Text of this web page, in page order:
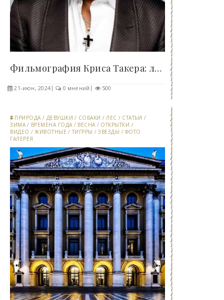
Фильмография Криса Такера: лучшие роли в..
21-июн, 2024 0 мнений 500
ПРИРОДА / ДЕВУШКИ / СОБАКИ / ЛЕС / СТАТЬИ /
ЗИМА / ВРЕМЕНА ГОДА / ВЕСНА / ОТКРЫТКИ /
ВИДЕО /ЖИВОТНЫЕ / ТИГРРЫ /ЗВЕЗДЫ / ФОТО
ГАЛЕРЕЯ